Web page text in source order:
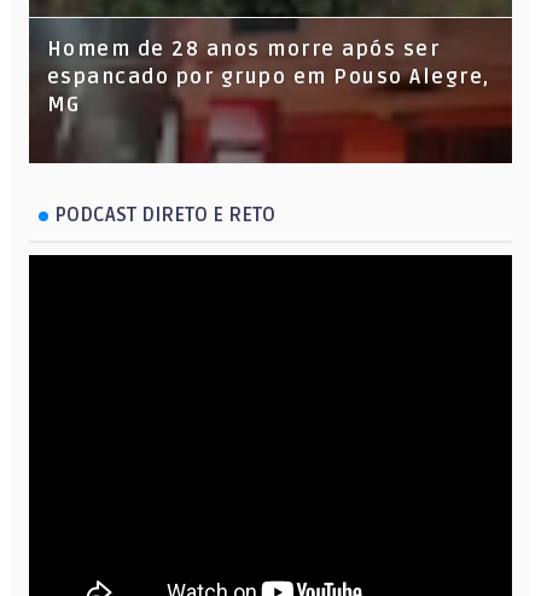
Homem de 28 anos morre após ser
espancado por grupo em Pouso Alegre,
MG
PODCAST DIRETO E RETO